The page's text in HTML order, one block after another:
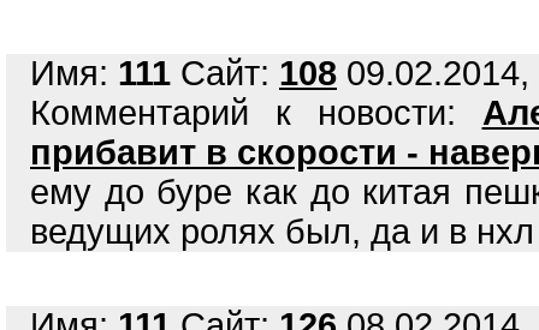
Имя: 111 Сайт: 108
Комментарий к новости:
прибавит в скорости -
ему до буре как до китая
ведущих ролях был, да и в